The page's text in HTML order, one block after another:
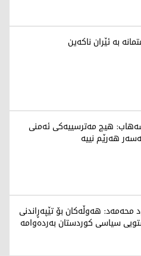
بە ئێران ناکەین
هیچ مەترسییەکی ئەمنی
هەرێم نییە
محەمەد: هەوڵەکان بۆ تێپەڕاندنی
سیاسی کوردستان بەردەوامە